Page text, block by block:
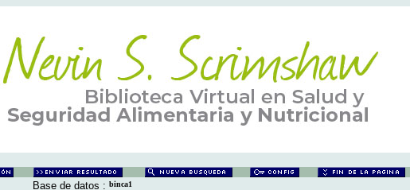
Base de datos : binca1